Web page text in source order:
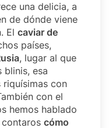
una delicia, a
de dónde viene
El caviar de
países,
, lugar al que
blinis, esa
con
con el
hemos hablado
cómo